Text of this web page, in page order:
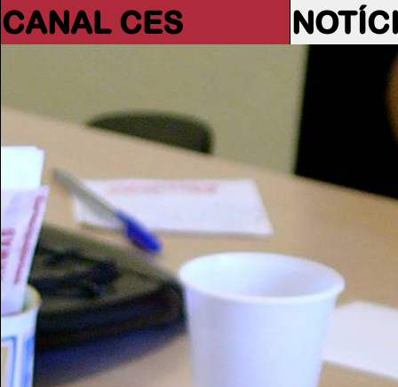
CANAL CES